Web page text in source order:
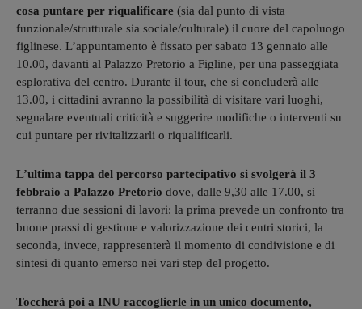
cosa puntare per riqualificare (sia dal punto di vista
funzionale/strutturale sia sociale/culturale) il cuore del capoluogo
figlinese. L’appuntamento è fissato per sabato 13 gennaio alle
10.00, davanti al Palazzo Pretorio a Figline, per una passeggiata
esplorativa del centro. Durante il tour, che si concluderà alle
13.00, i cittadini avranno la possibilità di visitare vari luoghi,
segnalare eventuali criticità e suggerire modifiche o interventi su
cui puntare per rivitalizzarli o riqualificarli.
L’ultima tappa del percorso partecipativo si svolgerà il 3
febbraio a Palazzo Pretorio dove, dalle 9,30 alle 17.00, si
terranno due sessioni di lavori: la prima prevede un confronto tra
buone prassi di gestione e valorizzazione dei centri storici, la
seconda, invece, rappresenterà il momento di condivisione e di
sintesi di quanto emerso nei vari step del progetto.
Toccherà poi a INU raccoglierle in un unico documento,